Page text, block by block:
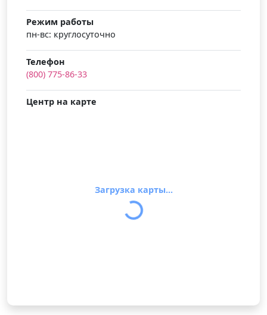
Режим работы
пн-вс: круглосуточно
Телефон
(800) 775-86-33
Центр на карте
Загрузка карты...